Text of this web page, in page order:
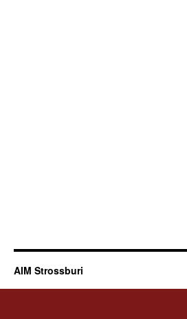
AIM Strossburi